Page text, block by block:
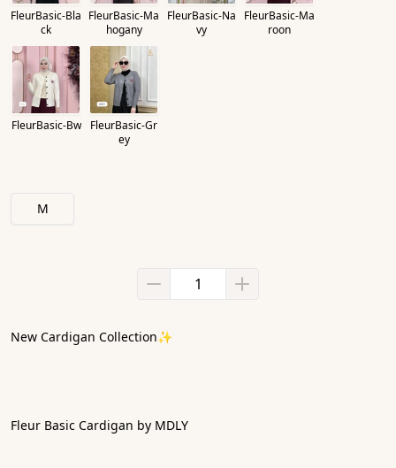
FleurBasic-Bla
ck
FleurBasic-Ma
hogany
FleurBasic-Na
vy
FleurBasic-Ma
roon
FleurBasic-Bw
FleurBasic-Gr
ey
M
New Cardigan Collection✨
Fleur Basic Cardigan by MDLY